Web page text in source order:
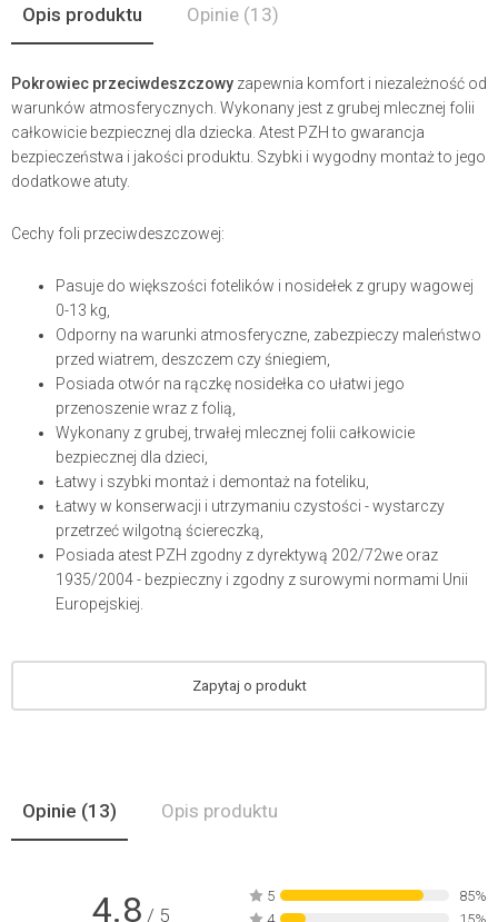
Opis produktu Opinie (13)
Pokrowiec przeciwdeszczowy zapewnia komfort i niezależność od
warunków atmosferycznych. Wykonany jest z grubej mlecznej folii
całkowicie bezpiecznej dla dziecka. Atest PZH to gwarancja
bezpieczeństwa i jakości produktu. Szybki i wygodny montaż to jego
dodatkowe atuty.
Cechy foli przeciwdeszczowej:
Pasuje do większości fotelików i nosidełek z grupy wagowej
0-13 kg,
Odporny na warunki atmosferyczne, zabezpieczy maleństwo
przed wiatrem, deszczem czy śniegiem,
Posiada otwór na rączkę nosidełka co ułatwi jego
przenoszenie wraz z folią,
Wykonany z grubej, trwałej mlecznej folii całkowicie
bezpiecznej dla dzieci,
Łatwy i szybki montaż i demontaż na foteliku,
Łatwy w konserwacji i utrzymaniu czystości - wystarczy
przetrzeć wilgotną ściereczką,
Posiada atest PZH zgodny z dyrektywą 202/72we oraz
1935/2004 - bezpieczny i zgodny z surowymi normami Unii
Europejskiej.
Zapytaj o produkt
Opinie (13) Opis produktu
4.8 / 5
5
85%